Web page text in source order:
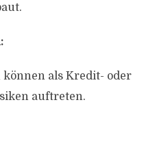
als Kredit- oder
auftreten.